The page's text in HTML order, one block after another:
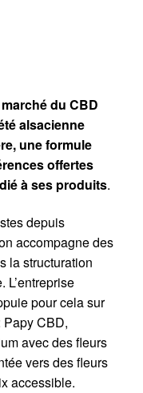
du CBD
alsacienne
une formule
offertes
à ses produits.
depuis
accompagne des
la structuration
L’entreprise
pour cela sur
CBD,
avec des fleurs
vers des fleurs
accessible.